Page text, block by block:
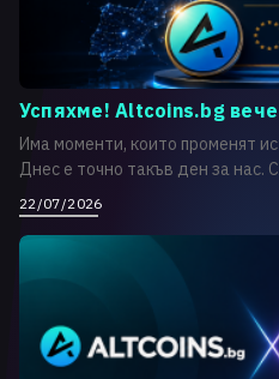
Успяхме! Altcoins.bg
Има моменти, които променят
Днес е точно такъв ден за нас.
22/07/2026